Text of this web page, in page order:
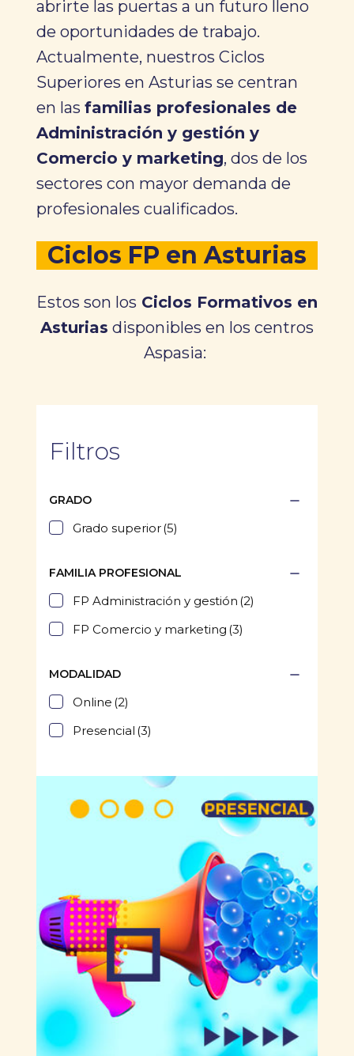
abrirte las puertas a un futuro lleno
de oportunidades de trabajo.
Actualmente, nuestros Ciclos
Superiores en Asturias se centran
en las familias profesionales de
Administración y gestión y
Comercio y marketing, dos de los
sectores con mayor demanda de
profesionales cualificados.
Ciclos FP en Asturias
Estos son los Ciclos Formativos en
Asturias disponibles en los centros
Aspasia:
Filtros
GRADO
Grado superior(5)
FAMILIA PROFESIONAL
FP Administración y gestión (2)
FP Comercio y marketing (3)
MODALIDAD
Online (2)
Presencial (3)